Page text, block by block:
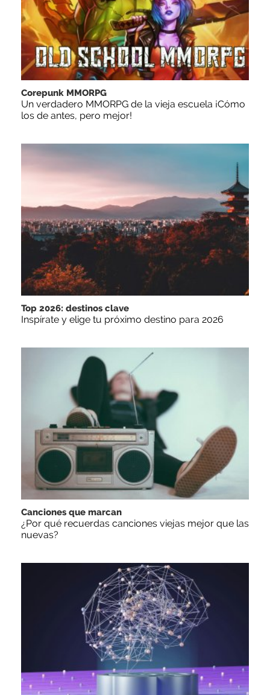
Corepunk MMORPG
Un verdadero MMORPG de la vieja escuela ¡Cómo
los de antes, pero mejor!
Top 2026: destinos clave
Inspírate y elige tu próximo destino para 2026
Canciones que marcan
¿Por qué recuerdas canciones viejas mejor que las
nuevas?